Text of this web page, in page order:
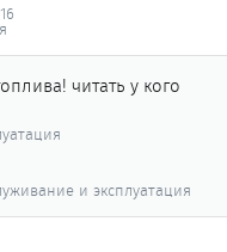
читать у кого
и эксплуатация